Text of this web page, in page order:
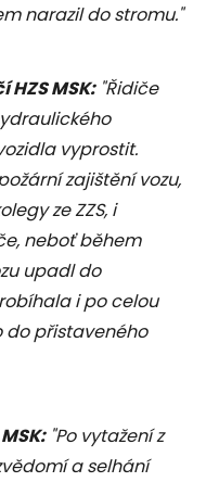
narazil do stromu."
MSK:"Řidiče
vyprostit.
zajištění vozu,
ze ZZS, i
neboť během
upadl do
i po celou
přistaveného
"Po vytažení z
a selhání